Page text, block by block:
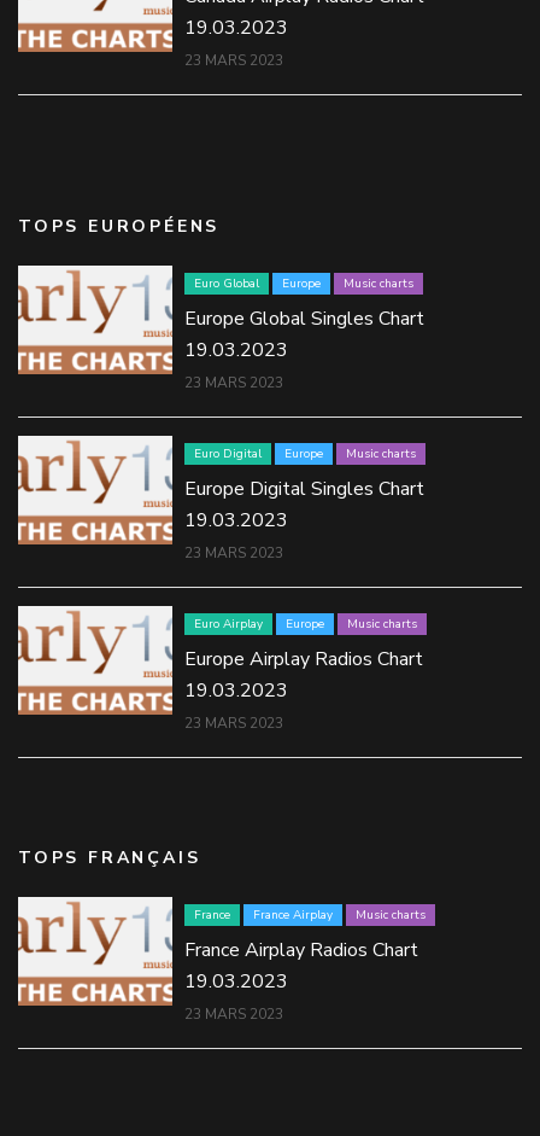
19.03.2023
23 MARS 2023
TOPS EUROPÉENS
Euro Global Europe Music charts
Europe Global Singles Chart
19.03.2023
23 MARS 2023
Euro Digital Europe Music charts
Europe Digital Singles Chart
19.03.2023
23 MARS 2023
Euro Airplay Europe Music charts
Europe Airplay Radios Chart
19.03.2023
23 MARS 2023
TOPS FRANÇAIS
France France Airplay Music charts
France Airplay Radios Chart
19.03.2023
23 MARS 2023